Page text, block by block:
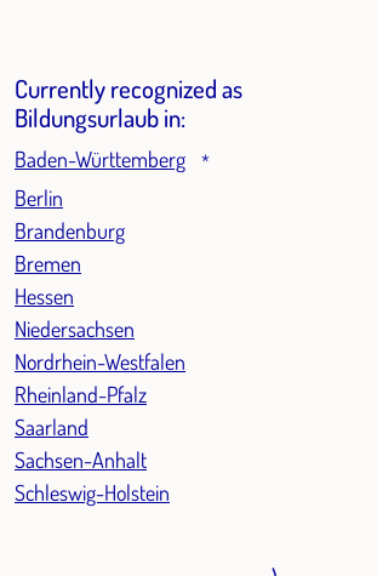
Currently recognized as
Bildungsurlaub in:
Baden-Württemberg *
Berlin
Brandenburg
Bremen
Hessen
Niedersachsen
Nordrhein-Westfalen
Rheinland-Pfalz
Saarland
Sachsen-Anhalt
Schleswig-Holstein